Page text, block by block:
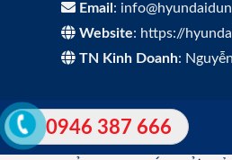
Email :
Website: https://
TN Kinh Doanh:
0946 387 666